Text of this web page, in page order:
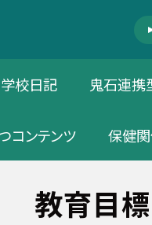
学校日記 鬼石連携
コンテンツ 保健
教育目標